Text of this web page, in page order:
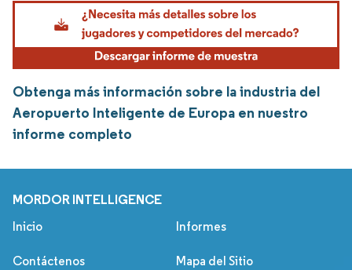
Obtenga más información sobre la industria del
Aeropuerto Inteligente de Europa en nuestro
informe completo
MORDOR INTELLIGENCE
Inicio Informes
Contáctenos Mapa del Sitio